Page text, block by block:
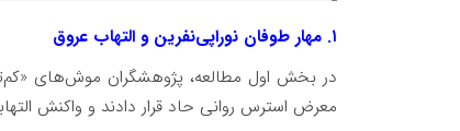
۱. مهار طوفان نوراپی‌نفرین و التهاب عروق
معرض استرس روانی حاد قرار دادند و واکنش